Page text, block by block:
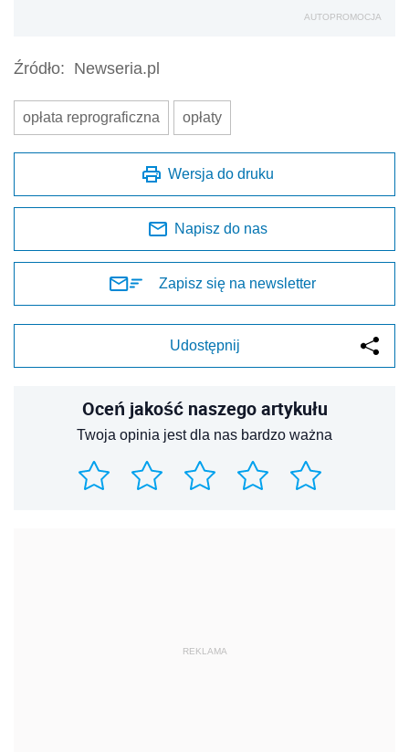
AUTOPROMOCJA
Źródło: Newseria.pl
opłata reprograficzna opłaty
Wersja do druku
Napisz do nas
Zapisz się na newsletter
Udostępnij
Oceń jakość naszego artykułu
Twoja opinia jest dla nas bardzo ważna
REKLAMA